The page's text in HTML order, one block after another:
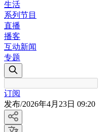
生活
系列节目
直播
播客
互动新闻
专题
订阅
发布/2026年4月23日 09:20